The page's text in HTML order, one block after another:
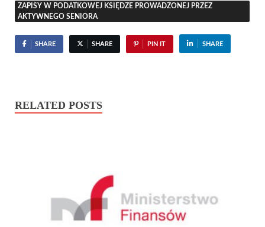
ZAPISY W PODATKOWEJ KSIĘDZE PROWADZONEJ PRZEZ
AKTYWNEGO SENIORA
SHARE SHARE PIN IT SHARE
RELATED POSTS